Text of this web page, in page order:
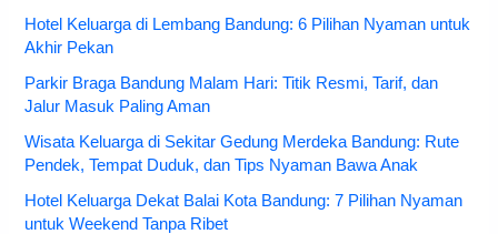
Hotel Keluarga di Lembang Bandung: 6 Pilihan Nyaman untuk
Akhir Pekan
Parkir Braga Bandung Malam Hari: Titik Resmi, Tarif, dan
Jalur Masuk Paling Aman
Wisata Keluarga di Sekitar Gedung Merdeka Bandung: Rute
Pendek, Tempat Duduk, dan Tips Nyaman Bawa Anak
Hotel Keluarga Dekat Balai Kota Bandung: 7 Pilihan Nyaman
untuk Weekend Tanpa Ribet